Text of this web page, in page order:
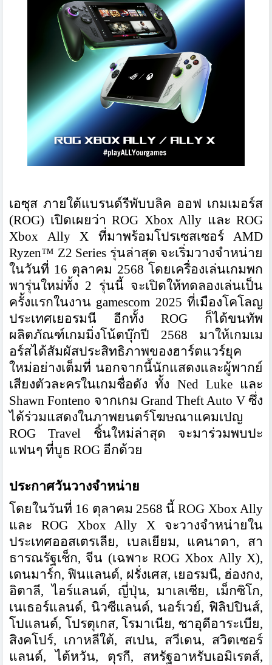
เอซุส ภายใต้แบรนด์รีพับบลิค ออฟ เกมเมอร์ส
(ROG) เปิดเผยว่า ROG Xbox Ally และ ROG
Xbox Ally X ที่มาพร้อมโปรเซสเซอร์ AMD
Ryzen™ Z2 Series รุ่นล่าสุด จะเริ่มวางจำหน่าย
ในวันที่ 16 ตุลาคม 2568 โดยเครื่องเล่นเกมพก
พารุ่นใหม่ทั้ง 2 รุ่นนี้ จะเปิดให้ทดลองเล่นเป็น
ครั้งแรกในงาน gamescom 2025 ที่เมืองโคโลญ
ประเทศเยอรมนี อีกทั้ง ROG ก็ได้ขนทัพ
ผลิตภัณฑ์เกมมิ่งโน้ตบุ๊กปี 2568 มาให้เกมเม
อร์สได้สัมผัสประสิทธิภาพของฮาร์ตแวร์ยุค
ใหม่อย่างเต็มที่ นอกจากนี้นักแสดงและผู้พากย์
เสียงตัวละครในเกมชื่อดัง ทั้ง Ned Luke และ
Shawn Fonteno จากเกม Grand Theft Auto V ซึ่ง
ได้ร่วมแสดงในภาพยนตร์โฆษณาแคมเปญ
ROG Travel ชิ้นใหม่ล่าสุด จะมาร่วมพบปะ
แฟนๆ ที่บูธ ROG อีกด้วย
ประกาศวันวางจำหน่าย
โดยในวันที่ 16 ตุลาคม 2568 นี้ ROG Xbox Ally
และ ROG Xbox Ally X จะวางจำหน่ายใน
ประเทศออสเตรเลีย, เบลเยียม, แคนาดา, สา
ธารณรัฐเช็ก, จีน (เฉพาะ ROG Xbox Ally X),
เดนมาร์ก, ฟินแลนด์, ฝรั่งเศส, เยอรมนี, ฮ่องกง,
อิตาลี, ไอร์แลนด์, ญี่ปุ่น, มาเลเซีย, เม็กซิโก,
เนเธอร์แลนด์, นิวซีแลนด์, นอร์เวย์, ฟิลิปปินส์,
โปแลนด์, โปรตุเกส, โรมาเนีย, ซาอุดีอาระเบีย,
สิงคโปร์, เกาหลีใต้, สเปน, สวีเดน, สวิตเซอร์
แลนด์, ไต้หวัน, ตุรกี, สหรัฐอาหรับเอมิเรตส์,